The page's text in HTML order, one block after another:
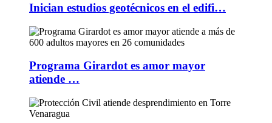
Inician estudios geotécnicos en el edifi…
Programa Girardot es amor mayor
atiende …